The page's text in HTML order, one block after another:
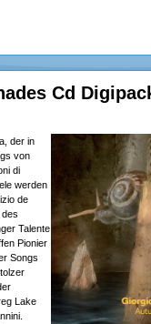
Cd
der in
von
di
werden
de
Talente
Pionier
Songs
Lake